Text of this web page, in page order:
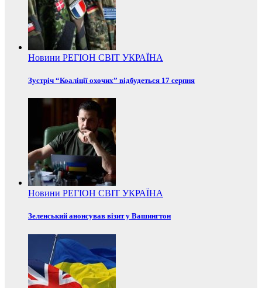
Новини РЕГІОН СВІТ УКРАЇНА
Зустріч “Коаліції охочих” відбудеться 17 серпня
Новини РЕГІОН СВІТ УКРАЇНА
Зеленський анонсував візит у Вашингтон